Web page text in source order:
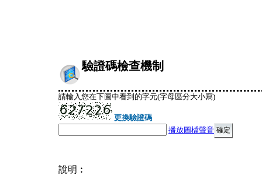
驗證碼檢查機制
請輸入您在下圖中看到的字元(字母區分大小寫)
更換驗證碼
播放圖檔聲音
說明︰